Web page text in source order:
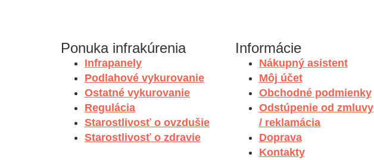
Ponuka infrakúrenia
Infrapanely
Podlahové vykurovanie
Ostatné vykurovanie
Regulácia
Starostlivosť o ovzdušie
Starostlivosť o zdravie
Informácie
Nákupný asistent
Môj účet
Obchodné podmienky
Odstúpenie od zmluvy
/ reklamácia
Doprava
Kontakty